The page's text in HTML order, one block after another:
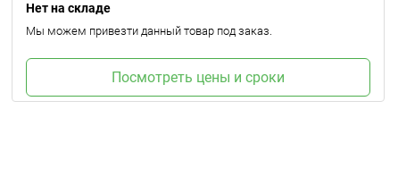
Нет на складе
Мы можем привезти данный товар под заказ.
Посмотреть цены и сроки